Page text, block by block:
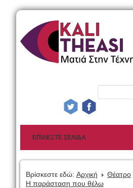
Βρίσκεστε εδώ: Αρχική
Θέατρο
Η παράσταση που θέλω